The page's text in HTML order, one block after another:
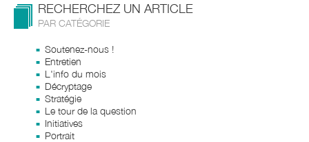
RECHERCHEZ UN ARTICLE
PAR CATÉGORIE
Soutenez-nous !
Entretien
L'info du mois
Décryptage
Stratégie
Le tour de la question
Initiatives
Portrait